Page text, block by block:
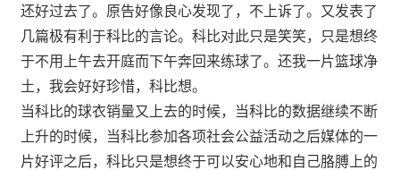
还好过去了。原告好像良心发现了，不上诉了。又发表了
几篇极有利于科比的言论。科比对此只是笑笑，只是想终
于不用上午去开庭而下午奔回来练球了。还我一片篮球净
土，我会好好珍惜，科比想。
当科比的球衣销量又上去的时候，当科比的数据继续不断
上升的时候，当科比参加各项社会公益活动之后媒体的一
片好评之后，科比只是想终于可以安心地和自己胳膊上的